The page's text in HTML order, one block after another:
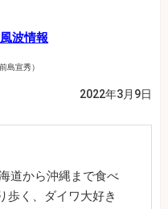
波情報
島宣秀）
2022年3月9日
道から沖縄まで食べ
歩く、ダイワ大好き